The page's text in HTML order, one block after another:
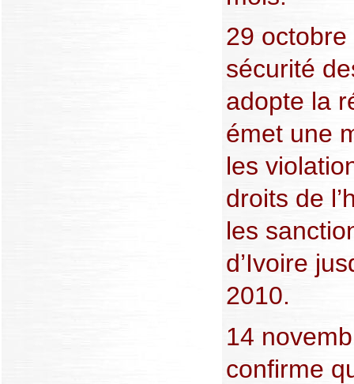
29
sécurité
adopte la
émet une
les
droits de
les
d’Ivoire
2010.
14
confirme